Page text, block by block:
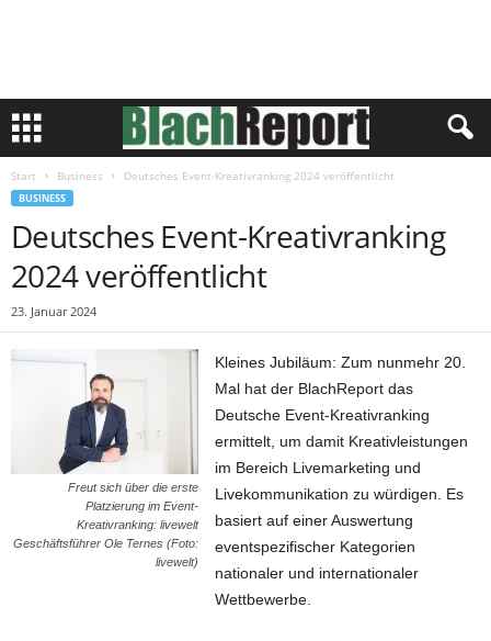
Start Business Deutsches Event-Kreativranking 2024 veröffentlicht
BUSINESS
Deutsches Event-Kreativranking
2024 veröffentlicht
23. Januar 2024
Freut sich über die erste
Platzierung im Event-
Kreativranking: livewelt
Geschäftsführer Ole Ternes (Foto:
livewelt)
Kleines Jubiläum: Zum nunmehr 20.
Mal hat der BlachReport das
Deutsche Event-Kreativranking
ermittelt, um damit Kreativleistungen
im Bereich Livemarketing und
Livekommunikation zu würdigen. Es
basiert auf einer Auswertung
eventspezifischer Kategorien
nationaler und internationaler
Wettbewerbe.